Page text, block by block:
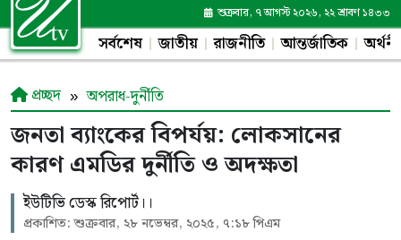
শুক্রবার, ৭ আগস্ট ২০২৬, ২২ শ্রাবণ ১৪৩৩
সর্বশেষ জাতীয় রাজনীতি আন্তর্জাতিক
প্রচ্ছদ অপরাধ-দুর্নীতি
জনতা ব্যাংকের বিপর্যয়: লোকসানের
কারণ এমডির দুর্নীতি ও অদক্ষতা
ইউটিভি ডেস্ক রিপোর্ট।।
প্রকাশিত: শুক্রবার, ২৮ নভেম্বর, ২০২৫, ৭:১৮ পিএম